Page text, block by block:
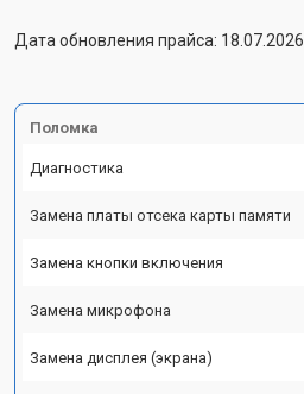
Дата обновления прайса: 18.07.2026
Поломка
Диагностика
Замена платы отсека карты памяти
Замена кнопки включения
Замена микрофона
Замена дисплея (экрана)